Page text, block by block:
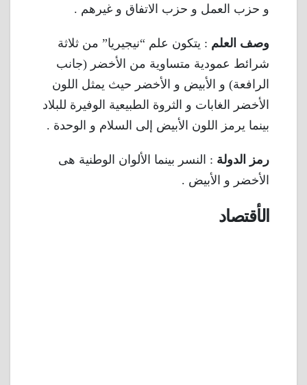
و حزب العمل و حزب الاتفاق و غيرهم .
وصف العلم : يتكون علم “نيجيريا” من ثلاثة
شرائط عمودية متساوية من الأخضر (جانب
الرافعة) و الأبيض و الأخضر حيث يمثل اللون
الأخضر الغابات و الثروة الطبيعية الوفيرة للبلاد
بينما يرمز اللون الأبيض إلى السلام و الوحدة .
رمز الدولة : النسر بينما الألوان الوطنية هى
الأخضر و الأبيض .
الأقتصاد